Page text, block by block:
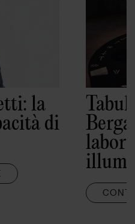
la
di